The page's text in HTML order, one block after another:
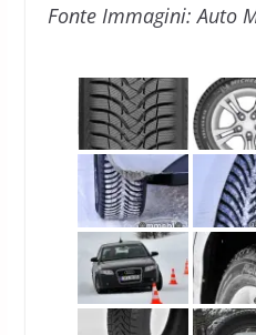
Fonte Immagini: Auto